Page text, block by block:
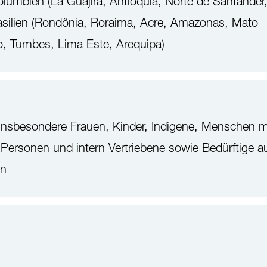
(Rondônia, Roraima, Acre, Amazonas, Mato
Tumbes, Lima Este, Arequipa)
Frauen, Kinder, Indigene, Menschen
und intern Vertriebene sowie Bedürftige